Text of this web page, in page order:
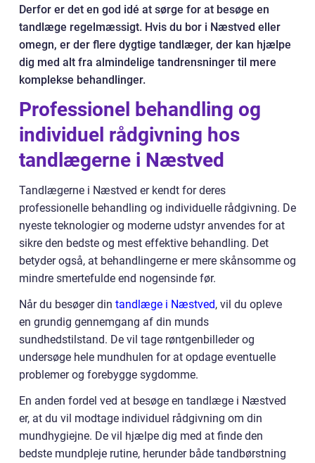
Derfor er det en god idé at sørge for at besøge en
tandlæge regelmæssigt. Hvis du bor i Næstved eller
omegn, er der flere dygtige tandlæger, der kan hjælpe
dig med alt fra almindelige tandrensninger til mere
komplekse behandlinger.
Professionel behandling og
individuel rådgivning hos
tandlægerne i Næstved
Tandlægerne i Næstved er kendt for deres
professionelle behandling og individuelle rådgivning. De
nyeste teknologier og moderne udstyr anvendes for at
sikre den bedste og mest effektive behandling. Det
betyder også, at behandlingerne er mere skånsomme og
mindre smertefulde end nogensinde før.
Når du besøger din tandlæge i Næstved, vil du opleve
en grundig gennemgang af din munds
sundhedstilstand. De vil tage røntgenbilleder og
undersøge hele mundhulen for at opdage eventuelle
problemer og forebygge sygdomme.
En anden fordel ved at besøge en tandlæge i Næstved
er, at du vil modtage individuel rådgivning om din
mundhygiejne. De vil hjælpe dig med at finde den
bedste mundpleje rutine, herunder både tandbørstning